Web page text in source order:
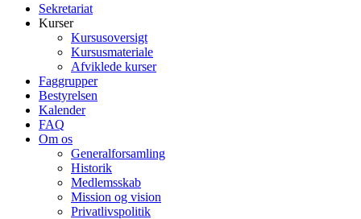
Sekretariat
Kurser
Kursusoversigt
Kursusmateriale
Afviklede kurser
Faggrupper
Bestyrelsen
Kalender
FAQ
Om os
Generalforsamling
Historik
Medlemsskab
Mission og vision
Privatlivspolitik